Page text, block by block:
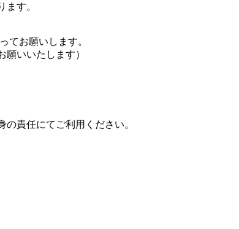
す。
てお願いします。
願いいたします）
責任にてご利用ください。